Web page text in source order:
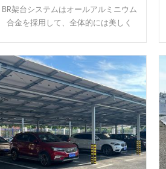
BR架台システムはオールアルミニウム
合金を採用して、全体的には美しく
陽光発電システムを設置する時間とコ
ストは節約できます。アルミ表面は陽
極処理で、耐食性が強くて、太陽光架
台は悪質な環境で長い使用寿命を確保
できます。